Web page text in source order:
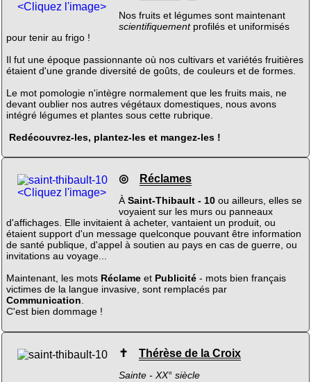
<Cliquez l'image>
Nos fruits et légumes sont maintenant
scientifiquementprofilés et uniformisés
pour tenir au frigo !
Il fut une époque passionnante où nos cultivars et variétés fruitières
étaient d'une grande diversité de goûts, de couleurs et de formes.
Le mot pomologie n'intègre normalement que les fruits mais, ne
devant oublier nos autres végétaux domestiques, nous avons
intégré légumes et plantes sous cette rubrique.
Redécouvrez-les, plantez-les et mangez-les !
<Cliquez l'image>
◎ Réclames
ÀSaint-Thibault - 10ou ailleurs, elles se
voyaient sur les murs ou panneaux
d'affichages. Elle invitaient à acheter, vantaient un produit, ou
étaient support d'un message quelconque pouvant être information
de santé publique, d'appel à soutien au pays en cas de guerre, ou
invitations au voyage...
Maintenant, les mots Réclameet Publicité- mots bien français
victimes de la langue invasive, sont remplacés par
Communication.
C'est bien dommage !
✝ Thérèse de la Croix
Sainte - XX° siècle